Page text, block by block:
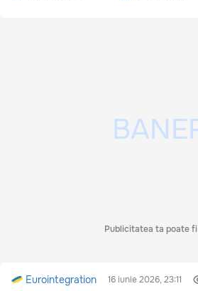
Publicitatea ta poate
Eurointegration 16 iunie 2026, 23:11